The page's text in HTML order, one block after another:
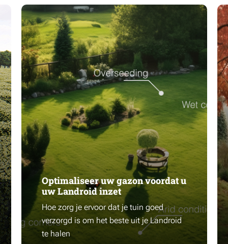
Optimaliseer uw gazon voordat u
uw Landroid inzet
Hoe zorg je ervoor dat je tuin goed
verzorgd is om het beste uit je Landroid
te halen